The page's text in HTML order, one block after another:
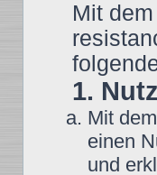
Mit
1.
Mit
einen
und